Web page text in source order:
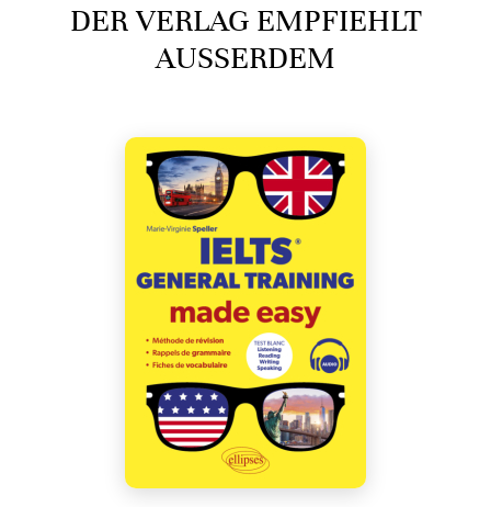
DER VERLAG EMPFIEHLT
AUSSERDEM